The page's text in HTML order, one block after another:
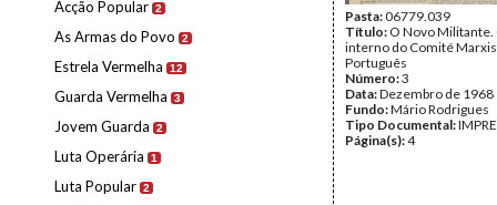
Acção Popular 2
As Armas do Povo 2
Estrela Vermelha 12
Guarda Vermelha 3
Jovem Guarda 2
Luta Operária 1
Luta Popular 2
Pasta:06779.039
Título: O Novo Militante.
interno do Comité
Português
Número:3
Data:Dezembro de 1968
Fundo:Mário Rodrigues
Tipo Documental:
Página(s):4